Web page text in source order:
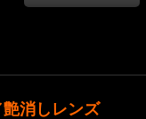
消しレンズ